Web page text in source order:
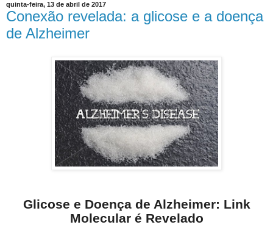
quinta-feira, 13 de abril de 2017
Conexão revelada: a glicose e a doença
de Alzheimer
Glicose e Doença de Alzheimer: Link
Molecular é Revelado